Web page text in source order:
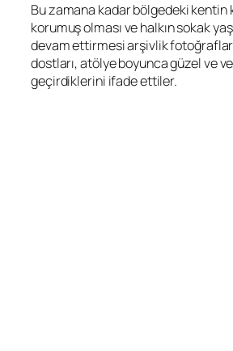
Bu zamana kadar bölgedeki kentin
korumuş olması ve halkın sokak
devam ettirmesi arşivlik
dostları, atölye boyunca güzel ve
geçirdiklerini ifade ettiler.